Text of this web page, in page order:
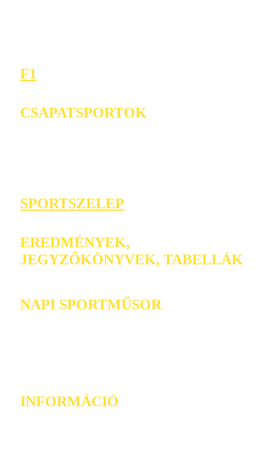
F1
CSAPATSPORTOK
SPORTSZELEP
EREDMÉNYEK,
JEGYZŐKÖNYVEK, TABELLÁK
NAPI SPORTMŰSOR
INFORMÁCIÓ